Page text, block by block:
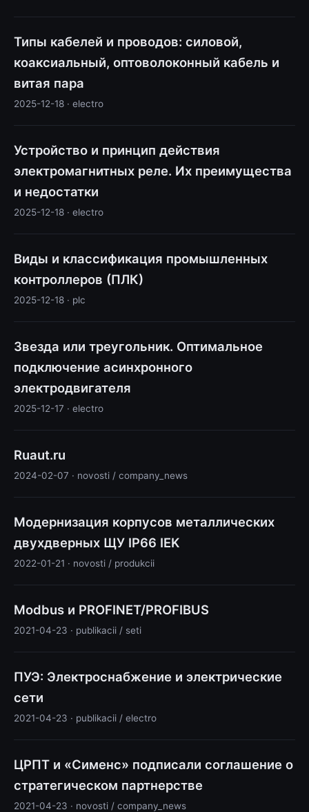
Типы кабелей и проводов: силовой,
коаксиальный, оптоволоконный кабель и
витая пара
2025-12-18 · electro
Устройство и принцип действия
электромагнитных реле. Их преимущества
и недостатки
2025-12-18 · electro
Виды и классификация промышленных
контроллеров (ПЛК)
2025-12-18 · plc
Звезда или треугольник. Оптимальное
подключение асинхронного
электродвигателя
2025-12-17 · electro
Ruaut.ru
2024-02-07 · novosti / company_news
Модернизация корпусов металлических
двухдверных ЩУ IP66 IEK
2022-01-21 · novosti / produkcii
Modbus и PROFINET/PROFIBUS
2021-04-23 · publikacii / seti
ПУЭ: Электроснабжение и электрические
сети
2021-04-23 · publikacii / electro
ЦРПТ и «Сименс» подписали соглашение о
стратегическом партнерстве
2021-04-23 · novosti / company_news